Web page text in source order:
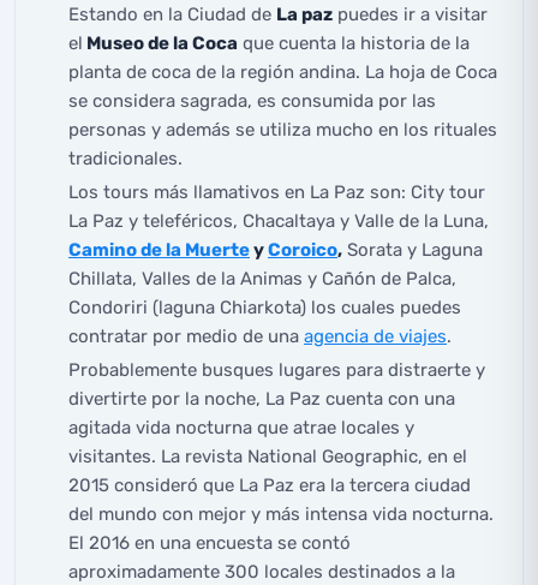
Estando en la Ciudad de La paz puedes ir a visitar
el Museo de la Coca que cuenta la historia de la
planta de coca de la región andina. La hoja de Coca
se considera sagrada, es consumida por las
personas y además se utiliza mucho en los rituales
tradicionales.
Los tours más llamativos en La Paz son: City tour
La Paz y teleféricos, Chacaltaya y Valle de la Luna,
Camino de la MuerteyCoroico, Sorata y Laguna
Chillata, Valles de la Animas y Cañón de Palca,
Condoriri (laguna Chiarkota) los cuales puedes
contratar por medio de una agencia de viajes.
Probablemente busques lugares para distraerte y
divertirte por la noche, La Paz cuenta con una
agitada vida nocturna que atrae locales y
visitantes. La revista National Geographic, en el
2015 consideró que La Paz era la tercera ciudad
del mundo con mejor y más intensa vida nocturna.
El 2016 en una encuesta se contó
aproximadamente 300 locales destinados a la